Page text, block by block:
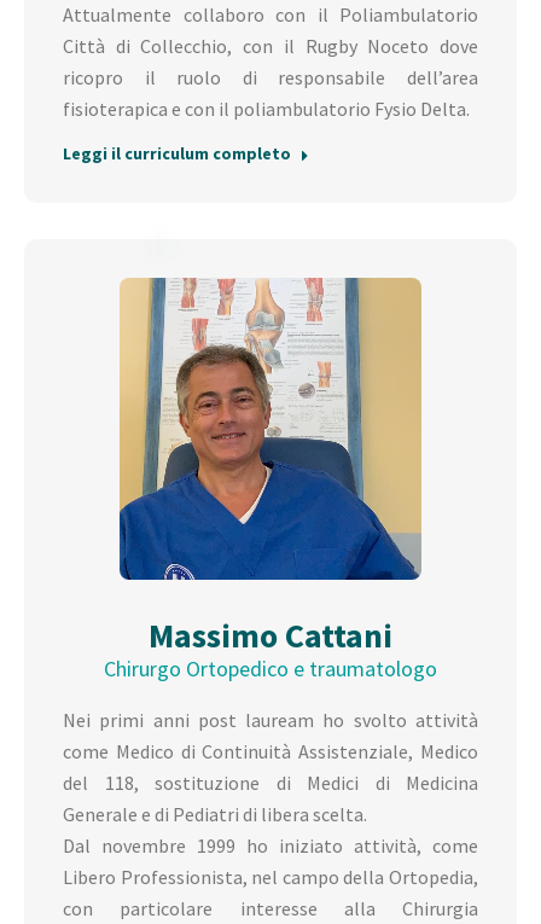
Attualmente collaboro con il Poliambulatorio
Città di Collecchio, con il Rugby Noceto dove
ricopro il ruolo di responsabile dell’area
fisioterapica e con il poliambulatorio Fysio Delta.
Leggi il curriculum completo
Massimo Cattani
Chirurgo Ortopedico e traumatologo
Nei primi anni post lauream ho svolto attività
come Medico di Continuità Assistenziale, Medico
del 118, sostituzione di Medici di Medicina
Generale e di Pediatri di libera scelta.
Dal novembre 1999 ho iniziato attività, come
Libero Professionista, nel campo della Ortopedia,
con particolare interesse alla Chirurgia